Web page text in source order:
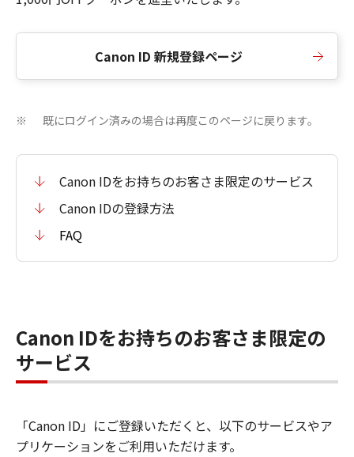
Canon ID 新規登録ページ
※ 既にログイン済みの場合は再度このページに戻ります。
Canon IDをお持ちのお客さま限定のサービス
Canon IDの登録方法
FAQ
Canon IDをお持ちのお客さま限定の
サービス
「Canon ID」にご登録いただくと、以下のサービスやア
プリケーションをご利用いただけます。